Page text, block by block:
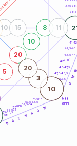
50
anni
37,5-
41-
42,5-
43,5-44
46-47,5
47,5-48,5
48,5-49
51-52,5
52,5-53,5
53,5-54
56-57,5
57,5-58,5
59
18
14
6
19
9
8
17
5
6
13
10
5
20
10
8 11
10 15
3
20
45anni
55anni